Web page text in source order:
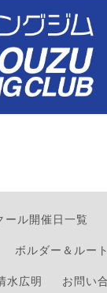
ール開催日一覧
ボルダー＆ルー
広明
お問い